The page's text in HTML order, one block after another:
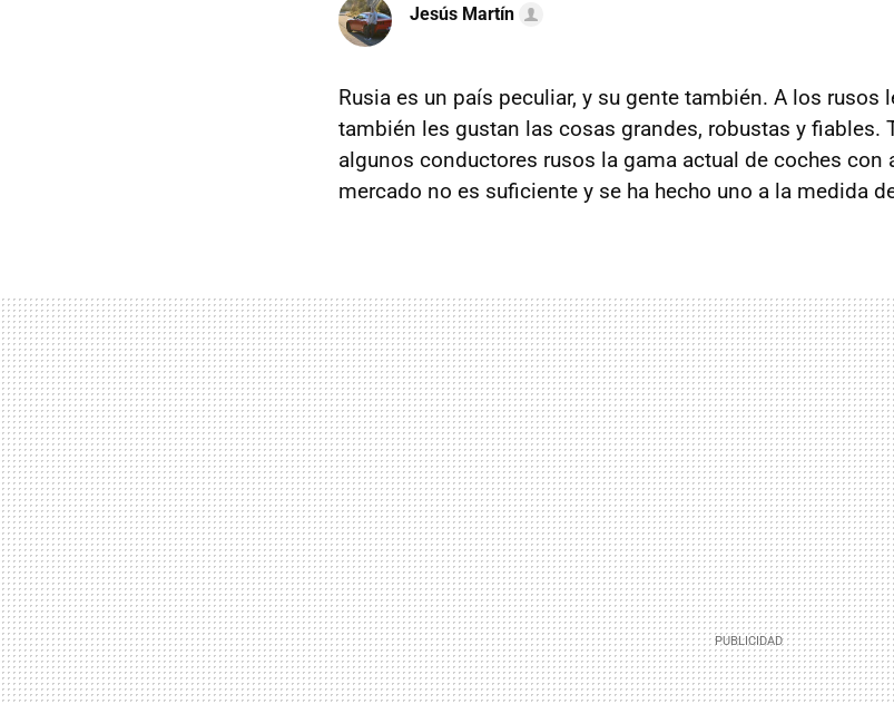
Jesús Martín
Rusia es un país peculiar, y su gente también. A los rusos
también les gustan las cosas grandes, robustas y fiables.
algunos conductores rusos la gama actual de coches con
mercado no es suficiente y se ha hecho uno a la medida